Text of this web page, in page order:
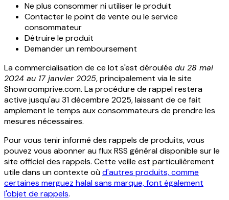
Ne plus consommer ni utiliser le produit
Contacter le point de vente ou le service
consommateur
Détruire le produit
Demander un remboursement
La commercialisation de ce lot s'est déroulée du 28 mai
2024 au 17 janvier 2025, principalement via le site
Showroomprive.com. La procédure de rappel restera
active jusqu'au 31 décembre 2025, laissant de ce fait
amplement le temps aux consommateurs de prendre les
mesures nécessaires.
Pour vous tenir informé des rappels de produits, vous
pouvez vous abonner au flux RSS général disponible sur le
site officiel des rappels. Cette veille est particulièrement
utile dans un contexte oùd'autres produits, comme
certaines merguez halal sans marque, font également
l'objet de rappels.